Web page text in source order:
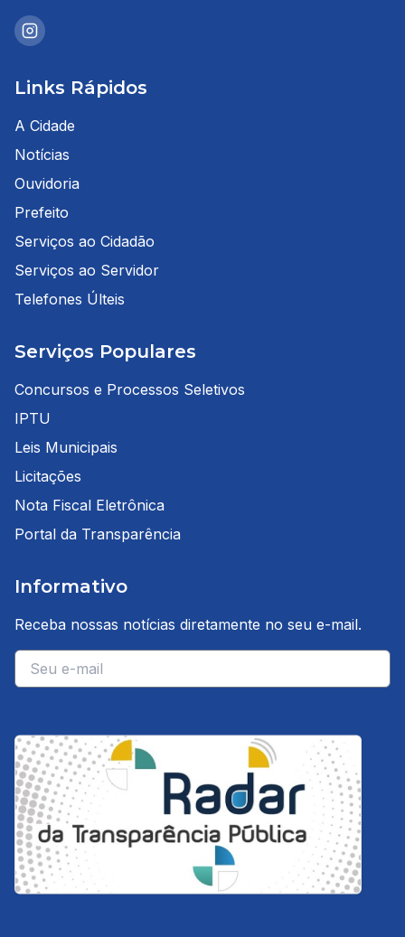
Links Rápidos
A Cidade
Notícias
Ouvidoria
Prefeito
Serviços ao Cidadão
Serviços ao Servidor
Telefones Últeis
Serviços Populares
Concursos e Processos Seletivos
IPTU
Leis Municipais
Licitações
Nota Fiscal Eletrônica
Portal da Transparência
Informativo
Receba nossas notícias diretamente no seu e-mail.
E-mail